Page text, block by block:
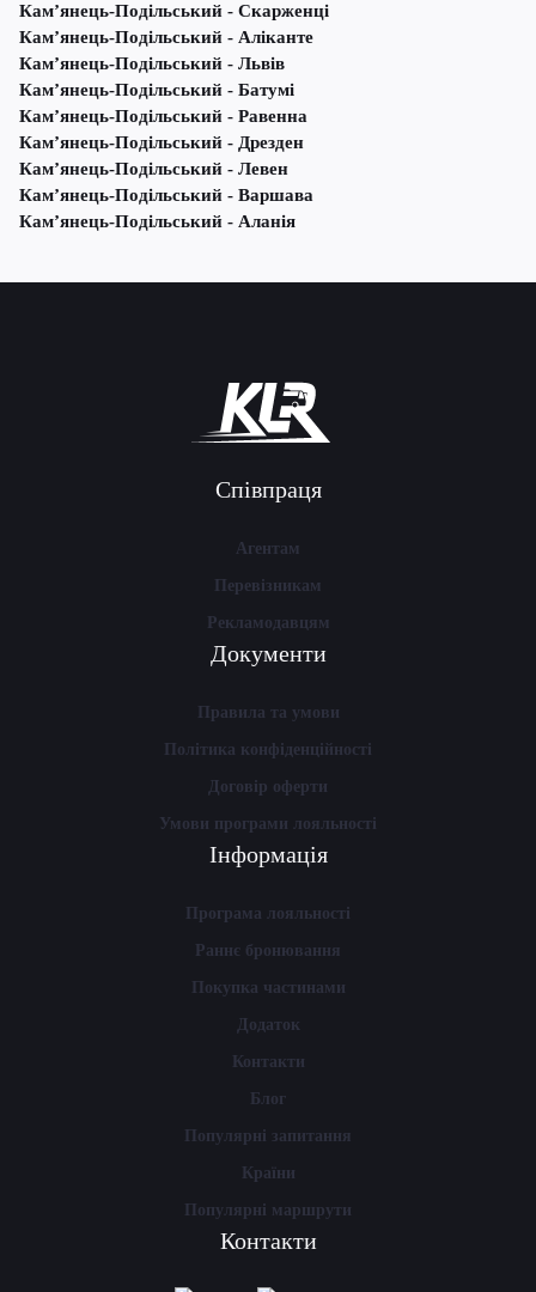
Кам’янець-Подільський - Скарженці
Кам’янець-Подільський - Аліканте
Кам’янець-Подільський - Львів
Кам’янець-Подільський - Батумі
Кам’янець-Подільський - Равенна
Кам’янець-Подільський - Дрезден
Кам’янець-Подільський - Левен
Кам’янець-Подільський - Варшава
Кам’янець-Подільський - Аланія
Співпраця
Агентам
Перевізникам
Рекламодавцям
Документи
Правила та умови
Політика конфіденційності
Договір оферти
Умови програми лояльності
Інформація
Програма лояльності
Раннє бронювання
Покупка частинами
Додаток
Контакти
Блог
Популярні запитання
Країни
Популярні маршрути
Контакти